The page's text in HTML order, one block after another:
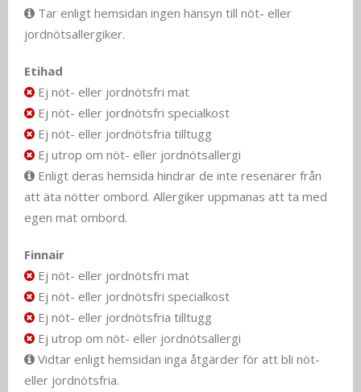
Tar enligt hemsidan ingen hänsyn till nöt- eller
jordnötsallergiker.
Etihad
Ej nöt- eller jordnötsfri mat
Ej nöt- eller jordnötsfri specialkost
Ej nöt- eller jordnötsfria tilltugg
Ej utrop om nöt- eller jordnötsallergi
Enligt deras hemsida hindrar de inte resenärer från
att äta nötter ombord. Allergiker uppmanas att ta med
egen mat ombord.
Finnair
Ej nöt- eller jordnötsfri mat
Ej nöt- eller jordnötsfri specialkost
Ej nöt- eller jordnötsfria tilltugg
Ej utrop om nöt- eller jordnötsallergi
Vidtar enligt hemsidan inga åtgärder för att bli nöt-
eller jordnötsfria.